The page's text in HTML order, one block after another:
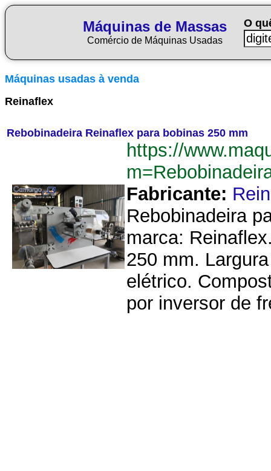
Máquinas de Massas
Comércio de Máquinas Usadas
O
Máquinas usadas à venda
Reinaflex
Rebobinadeira Reinaflex para bobinas 250 mm
https://
Fabricante:
Rebobinadeira
marca:
250 mm.
elétrico.
por inversor de